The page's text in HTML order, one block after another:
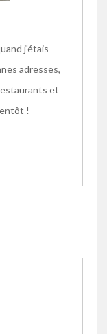
j'étais
adresses,
et
!